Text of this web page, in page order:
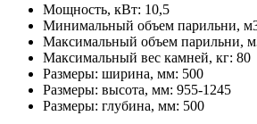
Мощность, кВт: 10,5
Минимальный объем парильни,
Максимальный объем парильни,
Максимальный вес камней, кг: 80
Размеры: ширина, мм: 500
Размеры: высота, мм: 955-1245
Размеры: глубина, мм: 500